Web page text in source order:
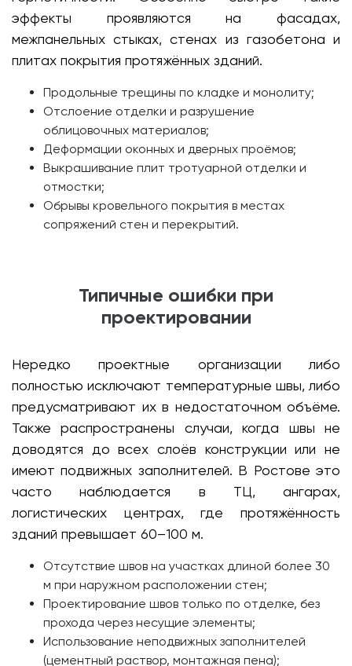
эффекты проявляются на фасадах,
межпанельных стыках, стенах из газобетона и
плитах покрытия протяжённых зданий.
Продольные трещины по кладке и монолиту;
Отслоение отделки и разрушение
облицовочных материалов;
Деформации оконных и дверных проёмов;
Выкрашивание плит тротуарной отделки и
отмостки;
Обрывы кровельного покрытия в местах
сопряжений стен и перекрытий.
Типичные ошибки при
проектировании
Нередко проектные организации либо
полностью исключают температурные швы, либо
предусматривают их в недостаточном объёме.
Также распространены случаи, когда швы не
доводятся до всех слоёв конструкции или не
имеют подвижных заполнителей. В Ростове это
часто наблюдается в ТЦ, ангарах,
логистических центрах, где протяжённость
зданий превышает 60–100 м.
Отсутствие швов на участках длиной более 30
м при наружном расположении стен;
Проектирование швов только по отделке, без
прохода через несущие элементы;
Использование неподвижных заполнителей
(цементный раствор, монтажная пена);